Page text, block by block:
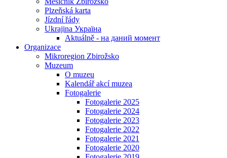
Plzeňská karta
Jízdní řády
Ukrajina Україна
Aktuálně - на даний момент
Organizace
Mikroregion Zbirožsko
Muzeum
O muzeu
Kalendář akcí muzea
Fotogalerie
Fotogalerie 2025
Fotogalerie 2024
Fotogalerie 2023
Fotogalerie 2022
Fotogalerie 2021
Fotogalerie 2020